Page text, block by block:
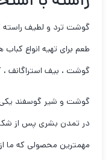
طعم برای تهیه انواع
گوشت ، بیف استراگانف
گوشت و شیر گوسفند یکی
در تمدن بشری پس از
مهمترین محصولی که ما